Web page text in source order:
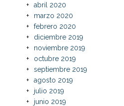
abril 2020
marzo 2020
febrero 2020
diciembre 2019
noviembre 2019
octubre 2019
septiembre 2019
agosto 2019
julio 2019
junio 2019